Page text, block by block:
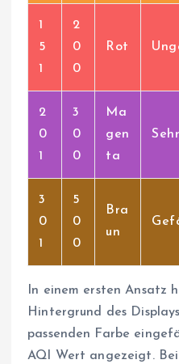
1
5
1
2
0
0
Rot
2
0
1
3
0
0
Ma
gen
ta
3
0
1
5
0
0
Bra
un
In einem ersten Ansatz
Hintergrund des
passenden Farbe
AQI Wert angezeigt.